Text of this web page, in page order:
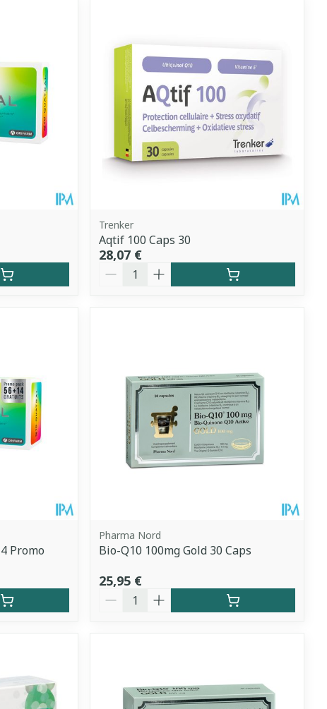
Trenker
Aqtif 100 Caps 30
28,07 €
Quantité
Promo
Pharma Nord
Bio-Q10 100mg Gold 30 Caps
25,95 €
Quantité